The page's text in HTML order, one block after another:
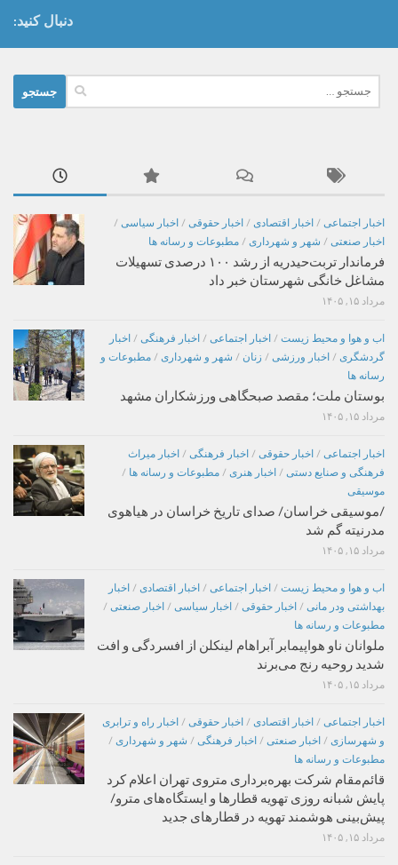
دنبال کنید:
برای:
اخبار اجتماعی / اخبار اقتصادی / اخبار حقوقی / اخبار سیاسی /
اخبار صنعتی / شهر و شهرداری / مطبوعات و رسانه ها
فرماندار تربت‌حیدریه از رشد ۱۰۰ درصدی تسهیلات
مشاغل خانگی شهرستان خبر داد
مرداد ۱۵, ۱۴۰۵
اب و هوا و محیط زیست / اخبار اجتماعی / اخبار فرهنگی / اخبار
گردشگری / اخبار ورزشی / زنان / شهر و شهرداری / مطبوعات و
رسانه ها
بوستان ملت؛ مقصد صبحگاهی ورزشکاران مشهد
مرداد ۱۵, ۱۴۰۵
اخبار اجتماعی / اخبار حقوقی / اخبار فرهنگی / اخبار میراث
فرهنگی و صنایع دستی / اخبار هنری / مطبوعات و رسانه ها /
موسیقی
/موسیقی خراسان/ صدای تاریخ خراسان در هیاهوی
مدرنیته گم شد
مرداد ۱۵, ۱۴۰۵
اب و هوا و محیط زیست / اخبار اجتماعی / اخبار اقتصادی / اخبار
بهداشتی ودر مانی / اخبار حقوقی / اخبار سیاسی / اخبار صنعتی /
مطبوعات و رسانه ها
ملوانان ناو هواپیمابر آبراهام لینکلن از افسردگی و افت
شدید روحیه رنج می‌برند
مرداد ۱۵, ۱۴۰۵
اخبار اجتماعی / اخبار اقتصادی / اخبار حقوقی / اخبار راه و ترابری
و شهرسازی / اخبار صنعتی / اخبار فرهنگی / شهر و شهرداری /
مطبوعات و رسانه ها
قائم‌مقام شرکت بهره‌برداری متروی تهران اعلام کرد
پایش شبانه روزی تهویه قطارها و ایستگاه‌های مترو/
پیش‌بینی هوشمند تهویه در قطارهای جدید
مرداد ۱۵, ۱۴۰۵